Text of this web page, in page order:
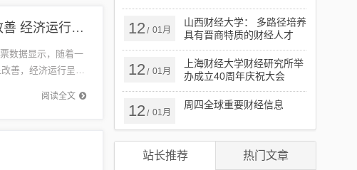
[视频]2024年四季度全国企业销售收入明显改善 经济运行呈现多方面亮点
数据显示，随着一
善，经济运行呈现
发展提...
阅读全文
12 / 01月
山西财经大学： 多路径培养
具有晋商特质的财经人才
12 / 01月
上海财经大学财经研究所举
办成立40周年庆祝大会
12 / 01月
周四全球重要财经信息
站长推荐 热门文章